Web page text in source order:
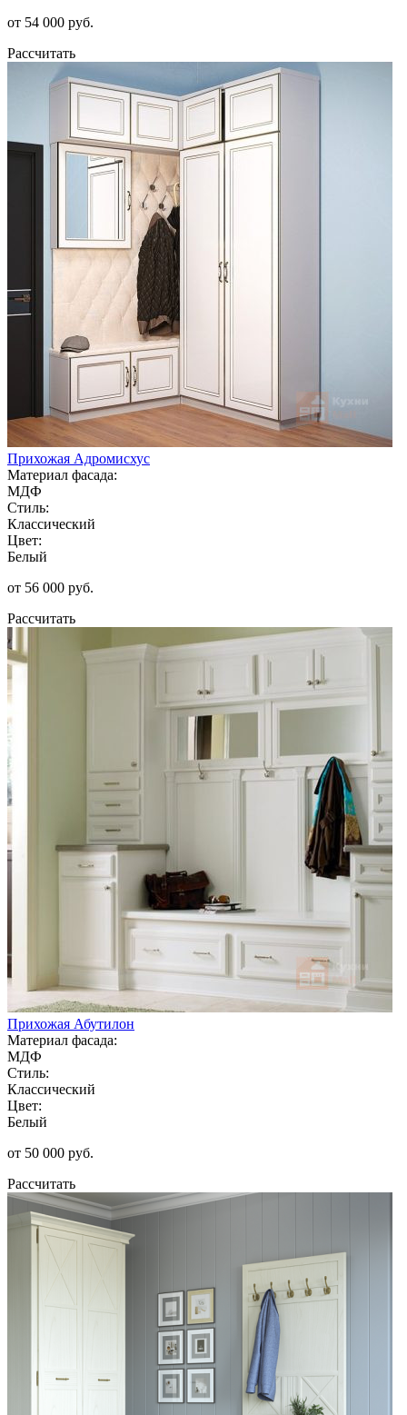
от 54 000 руб.
Рассчитать
Прихожая Адромисхус
Материал фасада:
МДФ
Стиль:
Классический
Цвет:
Белый
от 56 000 руб.
Рассчитать
Прихожая Абутилон
Материал фасада:
МДФ
Стиль:
Классический
Цвет:
Белый
от 50 000 руб.
Рассчитать